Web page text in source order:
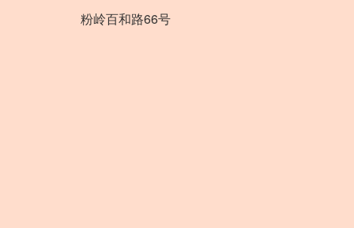
粉岭百和路66号